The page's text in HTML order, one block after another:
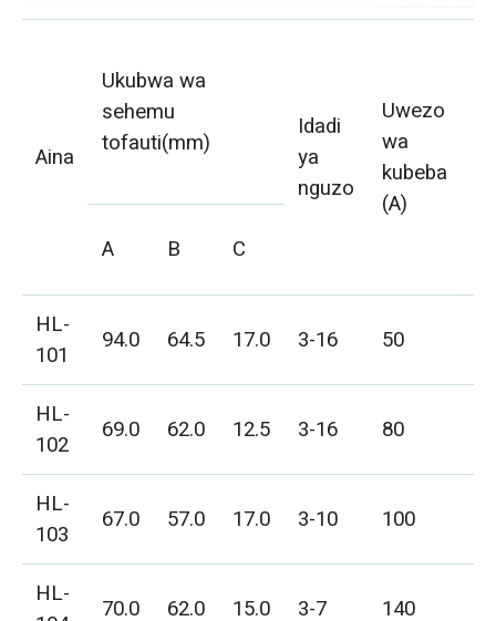
Aina
Ukubwa wa
sehemu
tofauti(mm)
Idadi
ya
nguzo
Uwezo
wa
kubeba
(A)
A B C
HL-
101
94.0 64.5 17.0 3-16 50
HL-
102
69.0 62.0 12.5 3-16 80
HL-
103
67.0 57.0 17.0 3-10 100
HL-
70.0 62.0 15.0 3-7 140